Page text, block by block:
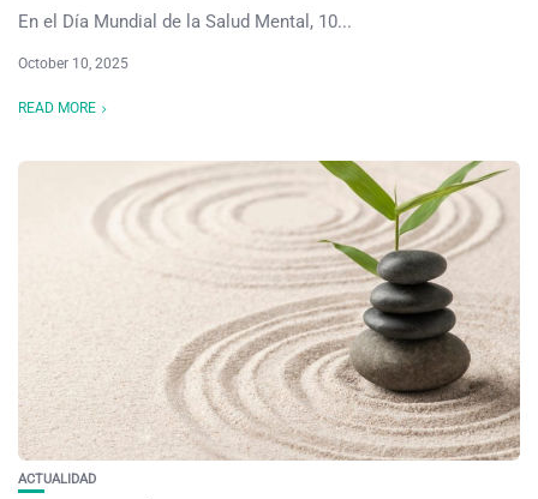
En el Día Mundial de la Salud Mental, 10...
October 10, 2025
READ MORE
ACTUALIDAD